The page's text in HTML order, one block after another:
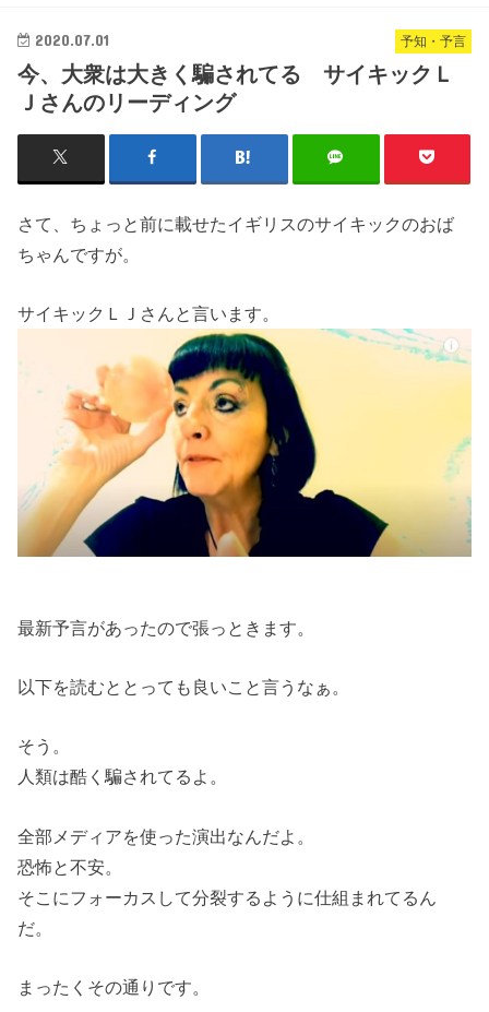
予知・予言
2020.07.01
今、大衆は大きく騙されてる サイキックＬ
Ｊさんのリーディング
さて、ちょっと前に載せたイギリスのサイキックのおば
ちゃんですが。
サイキックＬＪさんと言います。
最新予言があったので張っときます。
以下を読むととっても良いこと言うなぁ。
そう。
人類は酷く騙されてるよ。
全部メディアを使った演出なんだよ。
恐怖と不安。
そこにフォーカスして分裂するように仕組まれてるん
だ。
まったくその通りです。